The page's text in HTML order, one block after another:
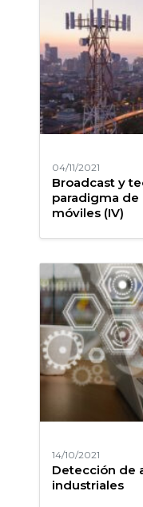
04/11/2021
Broadcast y
paradigma de
móviles (IV)
14/10/2021
Detección de
industriales